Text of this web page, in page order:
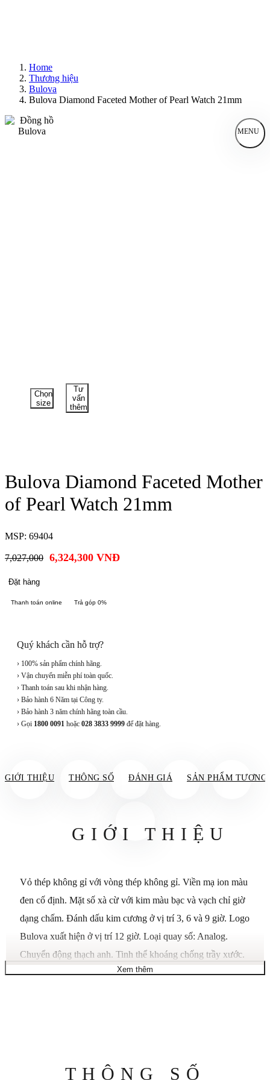
Home
Thương hiệu
Bulova
Bulova Diamond Faceted Mother of Pearl Watch 21mm
MENU
Chọn
size
Tư
vấn
thêm
Bulova Diamond Faceted Mother
of Pearl Watch 21mm
MSP: 69404
7,027,000 6,324,300 VNĐ
Đặt hàng
Thanh toán online Trả góp 0%
Quý khách cần hỗ trợ?
› 100% sản phẩm chính hãng.
› Vận chuyển miễn phí toàn quốc.
› Thanh toán sau khi nhận hàng.
› Bảo hành 6 Năm tại Công ty.
› Bảo hành 3 năm chính hãng toàn cầu.
› Gọi 1800 0091 hoặc 028 3833 9999 để đặt hàng.
GIỚI THIỆU THÔNG SỐ ĐÁNH GIÁ SẢN PHẨM TƯƠNG
GIỚI THIỆU
Vỏ thép không gỉ với vòng thép không gỉ. Viền mạ ion màu
đen cố định. Mặt số xà cừ với kim màu bạc và vạch chỉ giờ
dạng chấm. Đánh dấu kim cương ở vị trí 3, 6 và 9 giờ. Logo
Bulova xuất hiện ở vị trí 12 giờ. Loại quay số: Analog.
Chuyển động thạch anh. Tinh thể khoáng chống trầy xước.
Kéo/đẩy vương miện. Vỏ sau chắc chắn. Đường kính vỏ:
Xem thêm
THÔNG SỐ